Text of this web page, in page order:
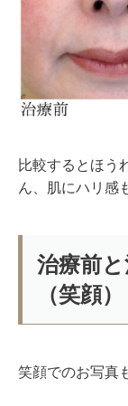
比較するとほう
ん、肌にハリ感
治療前
（笑顔）
笑顔でのお写真